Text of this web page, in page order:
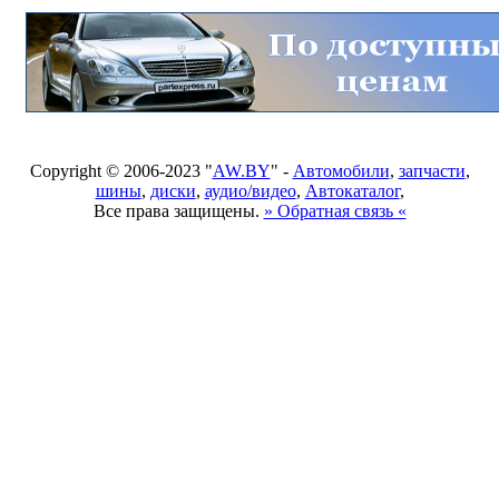
Copyright © 2006-2023 "AW.BY" - Автомобили, запчасти,
шины, диски, аудио/видео, Автокаталог,
Все права защищены. » Обратная связь «